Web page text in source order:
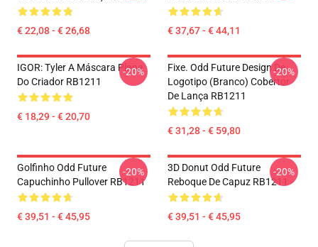
€ 22,08 - € 26,68 € 37,67 - € 44,11
IGOR: Tyler A Máscara Plana
Do Criador RB1211
€ 18,29 - € 20,70
-20%
Fixe. Odd Future Design De
Logotipo (branco) Cobertor
De Lança RB1211
€ 31,28 - € 59,80
-20%
Golfinho Odd Future
Capuchinho Pullover RB1211
€ 39,51 - € 45,95
-20%
3D Donut Odd Future
Reboque De Capuz RB1211
€ 39,51 - € 45,95
-20%